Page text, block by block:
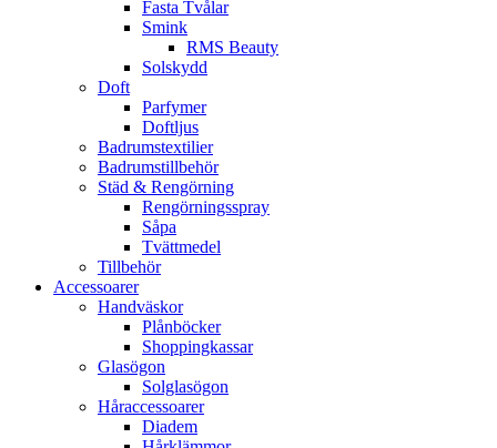
Fasta Tvålar
Smink
RMS Beauty
Solskydd
Doft
Parfymer
Doftljus
Badrumstextilier
Badrumstillbehör
Städ & Rengörning
Rengörningsspray
Såpa
Tvättmedel
Tillbehör
Accessoarer
Handväskor
Plånböcker
Shoppingkassar
Glasögon
Solglasögon
Håraccessoarer
Diadem